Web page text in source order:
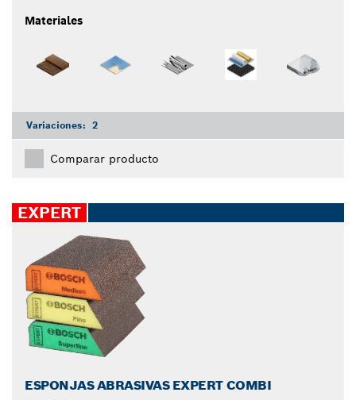
Materiales
Variaciones: 2
Comparar producto
EXPERT
ESPONJAS ABRASIVAS EXPERT COMBI